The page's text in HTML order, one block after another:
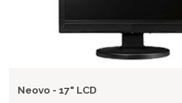
Neovo - 17" LCD